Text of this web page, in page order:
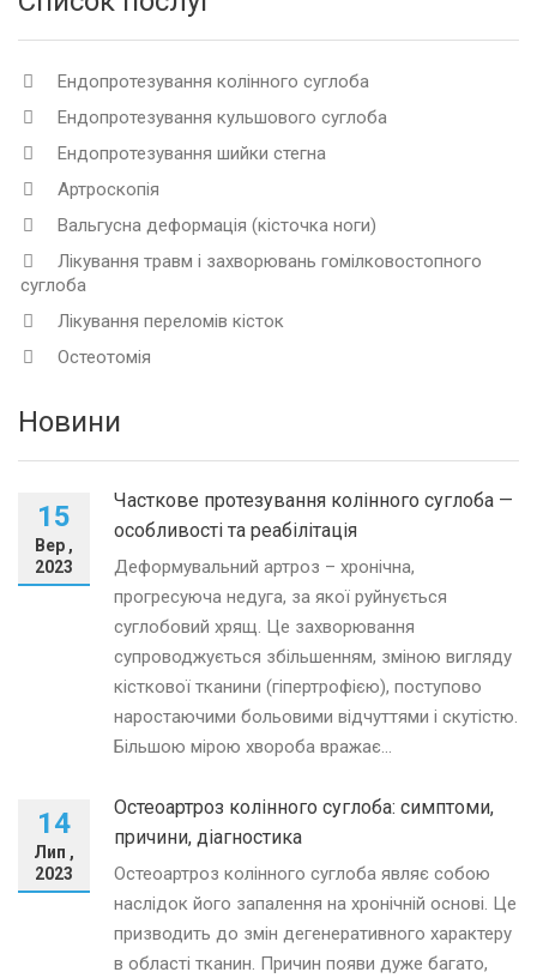
Ендопротезування колінного суглоба
Ендопротезування кульшового суглоба
Ендопротезування шийки стегна
Артроскопія
Вальгусна деформація (кісточка ноги)
Лікування травм і захворювань гомілковостопного
суглоба
Лікування переломів кісток
Остеотомія
Новини
15
Вер ,
2023
Часткове протезування колінного суглоба —
особливості та реабілітація
Деформувальний артроз – хронічна,
прогресуюча недуга, за якої руйнується
суглобовий хрящ. Це захворювання
супроводжується збільшенням, зміною вигляду
кісткової тканини (гіпертрофією), поступово
наростаючими больовими відчуттями і скутістю.
Більшою мірою хвороба вражає...
14
Лип ,
2023
Остеоартроз колінного суглоба: симптоми,
причини, діагностика
Остеоартроз колінного суглоба являє собою
наслідок його запалення на хронічній основі. Це
призводить до змін дегенеративного характеру
в області тканин. Причин появи дуже багато,